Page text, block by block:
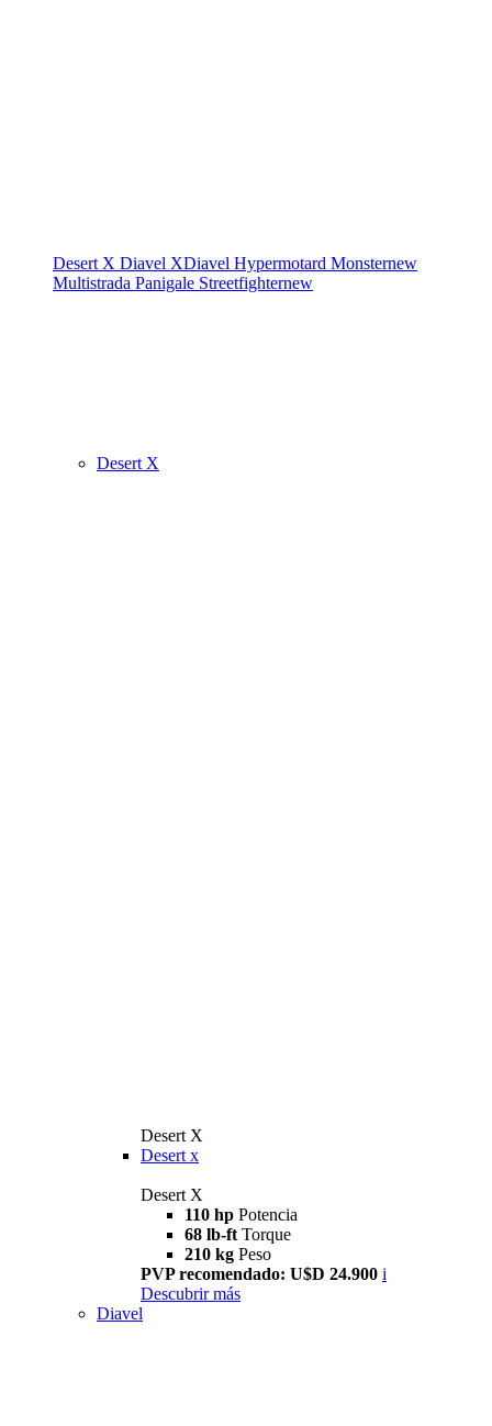
Desert X Diavel XDiavel Hypermotard Monsternew
Multistrada Panigale Streetfighternew
Desert X
Desert X
Desert x
Desert X
110 hp Potencia
68 lb-ft Torque
210 kg Peso
PVP recomendado: U$D 24.900 i
Descubrir más
Diavel